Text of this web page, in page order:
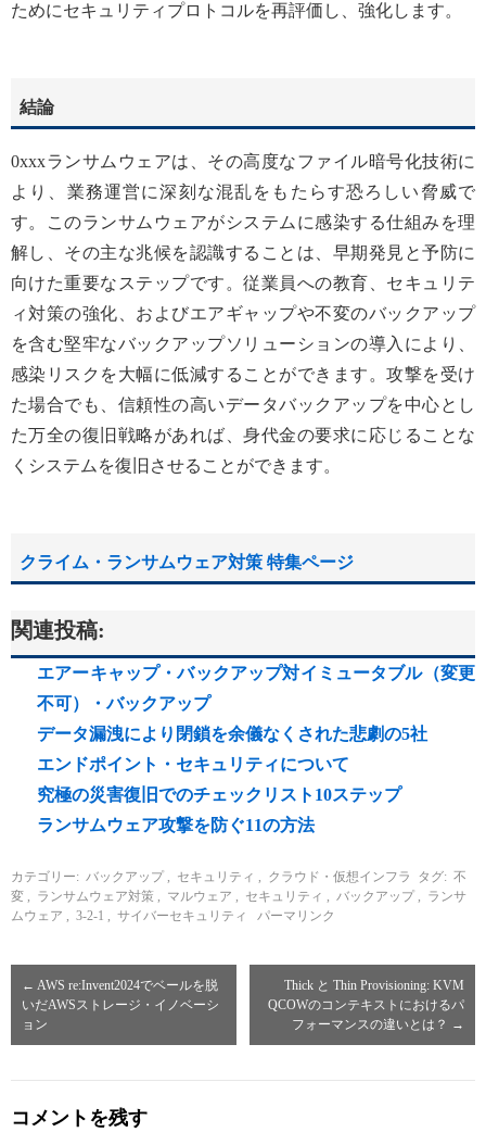
ためにセキュリティプロトコルを再評価し、強化します。
結論
0xxxランサムウェアは、その高度なファイル暗号化技術に
より、業務運営に深刻な混乱をもたらす恐ろしい脅威で
す。このランサムウェアがシステムに感染する仕組みを理
解し、その主な兆候を認識することは、早期発見と予防に
向けた重要なステップです。従業員への教育、セキュリテ
ィ対策の強化、およびエアギャップや不変のバックアップ
を含む堅牢なバックアップソリューションの導入により、
感染リスクを大幅に低減することができます。攻撃を受け
た場合でも、信頼性の高いデータバックアップを中心とし
た万全の復旧戦略があれば、身代金の要求に応じることな
くシステムを復旧させることができます。
クライム・ランサムウェア対策 特集ページ
関連投稿:
エアーキャップ・バックアップ対イミュータブル（変更
不可）・バックアップ
データ漏洩により閉鎖を余儀なくされた悲劇の5社
エンドポイント・セキュリティについて
究極の災害復旧でのチェックリスト10ステップ
ランサムウェア攻撃を防ぐ11の方法
カテゴリー: バックアップ , セキュリティ , クラウド・仮想インフラ タグ: 不
変 , ランサムウェア対策 , マルウェア , セキュリティ , バックアップ , ランサ
ムウェア , 3-2-1 , サイバーセキュリティ パーマリンク
← AWS re:Invent2024でベールを脱
いだAWSストレージ・イノベーシ
ョン
Thick と Thin Provisioning: KVM
QCOWのコンテキストにおけるパ
フォーマンスの違いとは？ →
コメントを残す